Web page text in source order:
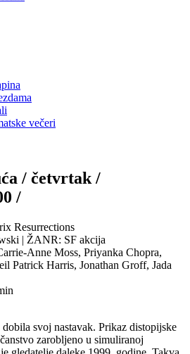
večeri
/ četvrtak /
/
Resurrections
| ŽANR: SF akcija
Anne Moss, Priyanka Chopra,
Patrick Harris, Jonathan Groff, Jada
svoj nastavak. Prikaz distopijske
zarobljeno u simuliranoj